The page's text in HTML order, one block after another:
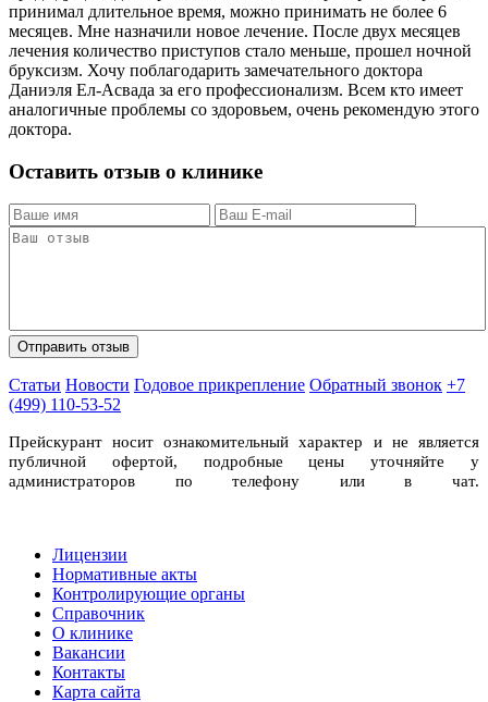
принимал длительное время, можно принимать не более 6
месяцев. Мне назначили новое лечение. После двух месяцев
лечения количество приступов стало меньше, прошел ночной
бруксизм. Хочу поблагодарить замечательного доктора
Даниэля Ел-Асвада за его профессионализм. Всем кто имеет
аналогичные проблемы со здоровьем, очень рекомендую этого
доктора.
Оставить отзыв о клинике
Статьи Новости Годовое прикрепление Обратный звонок +7
(499) 110-53-52
Прейскурант носит ознакомительный характер и не является
публичной офертой, подробные цены уточняйте у
администраторов по телефону или в чат.
Лицензии
Нормативные акты
Контролирующие органы
Справочник
О клинике
Вакансии
Контакты
Карта сайта